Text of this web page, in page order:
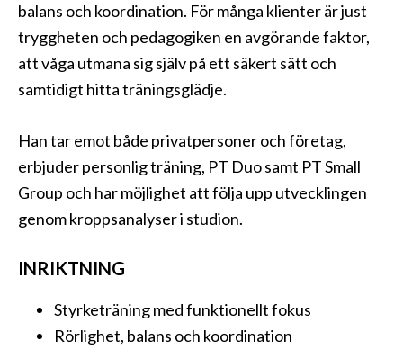
balans och koordination. För många klienter är just
tryggheten och pedagogiken en avgörande faktor,
att våga utmana sig själv på ett säkert sätt och
samtidigt hitta träningsglädje.
Han tar emot både privatpersoner och företag,
erbjuder personlig träning, PT Duo samt PT Small
Group och har möjlighet att följa upp utvecklingen
genom kroppsanalyser i studion.
INRIKTNING
Styrketräning med funktionellt fokus
Rörlighet, balans och koordination